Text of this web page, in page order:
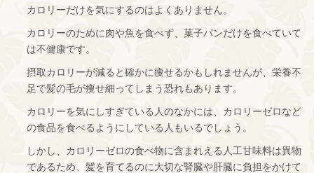
カロリーだけを気にするのはよくありません。
カロリーのために肉や魚を食べず、菓子パンだけを食べていて
は不健康です。
摂取カロリーが減ると確かに痩せるかもしれませんが、栄養不
足で髪の毛が痩せ細ってしまう恐れもあります。
カロリーを気にしすぎている人のなかには、カロリーゼロなど
の食品を食べるようにしている人もいるでしょう。
しかし、カロリーゼロの食べ物に含まれえる人工甘味料は異物
であるため、髪を育てるのに大切な腎臓や肝臓に負担をかけて